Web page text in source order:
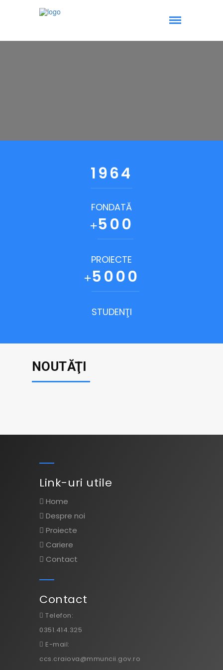
1964
FONDATĂ
+500
PROIECTE
+5000
STUDENŢI
NOUTĂŢI
Link-uri utile
Home
Despre noi
Proiecte
Cariere
Contact
Contact
Telefon:
0351.414.325
E-mail:
ccs.craiova@mmuncii.gov.ro